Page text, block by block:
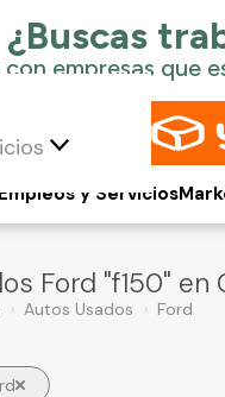
Empleos y Servicios
Ford "f150" en
Autos Usados Ford